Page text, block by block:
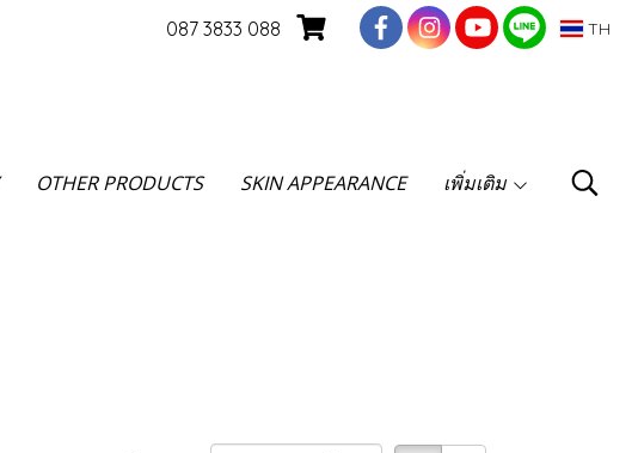
087 3833 088 TH
OTHER PRODUCTS SKIN APPEARANCE เพิ่มเติม